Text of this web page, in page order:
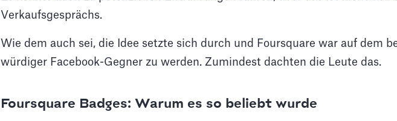
Verkaufsgesprächs.
Wie dem auch sei, die Idee setzte sich durch und Foursquare war auf dem
würdiger Facebook-Gegner zu werden. Zumindest dachten die Leute das.
Foursquare Badges: Warum es so beliebt wurde